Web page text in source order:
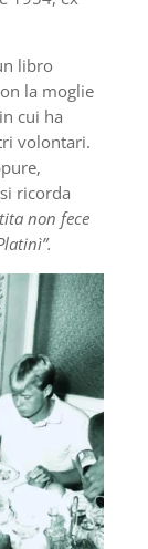
libro
la moglie
cui ha
volontari.
ricorda
non fece